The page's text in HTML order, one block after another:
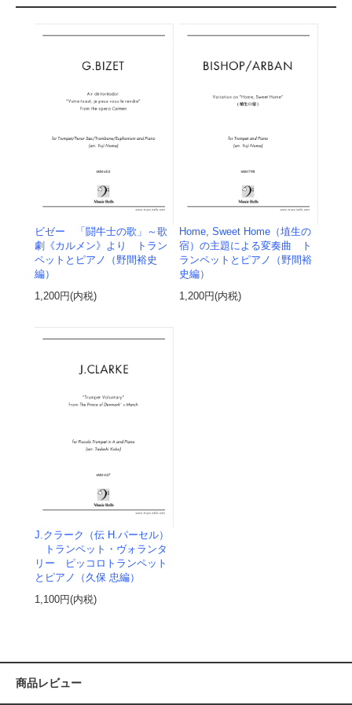
ビゼー 「闘牛士の歌」～歌
劇《カルメン》より トラン
ペットとピアノ（野間裕史
編）
1,200円(内税)
Home, Sweet Home（埴生の
宿）の主題による変奏曲 ト
ランペットとピアノ（野間裕
史編）
1,200円(内税)
J.クラーク（伝 H.パーセル）
トランペット・ヴォランタ
リー ピッコロトランペット
とピアノ（久保 忠編）
1,100円(内税)
商品レビュー